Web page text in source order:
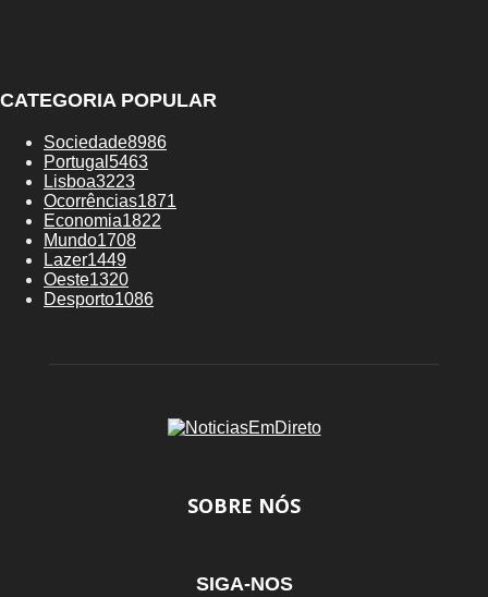
CATEGORIA POPULAR
Sociedade8986
Portugal 5463
Lisboa3223
Ocorrências1871
Economia1822
Mundo1708
Lazer1449
Oeste1320
Desporto1086
SOBRE NÓS
SIGA-NOS